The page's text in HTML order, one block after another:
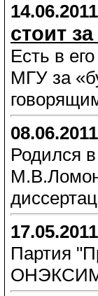
14.06.2011
стоит
Есть в
МГУ за
08.06.2011
Родился
17.05.2011
Партия
ОНЭКСИМ